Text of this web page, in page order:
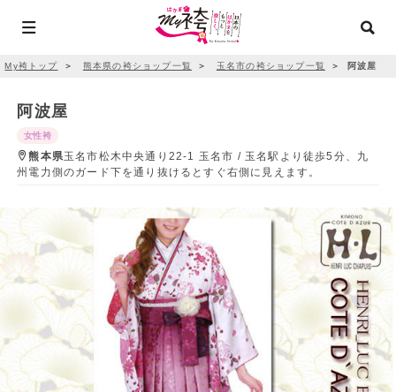
My袴トップ ＞ 熊本県の袴ショップ一覧 ＞ 玉名市の袴ショップ一覧 ＞ 阿波屋
阿波屋
女性袴
熊本県玉名市松木中央通り22-1 玉名市 / 玉名駅より徒歩5分、九
州電力側のガード下を通り抜けるとすぐ右側に見えます。